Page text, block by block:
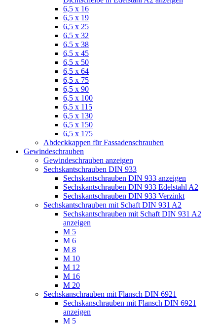
6,5 x 16
6,5 x 19
6,5 x 25
6,5 x 32
6,5 x 38
6,5 x 45
6,5 x 50
6,5 x 64
6,5 x 75
6,5 x 90
6,5 x 100
6,5 x 115
6,5 x 130
6,5 x 150
6,5 x 175
Abdeckkappen für Fassadenschrauben
Gewindeschrauben
Gewindeschrauben anzeigen
Sechskantschrauben DIN 933
Sechskantschrauben DIN 933 anzeigen
Sechskantschrauben DIN 933 Edelstahl A2
Sechskantschrauben DIN 933 Verzinkt
Sechskantschrauben mit Schaft DIN 931 A2
Sechskantschrauben mit Schaft DIN 931 A2
anzeigen
M 5
M 6
M 8
M 10
M 12
M 16
M 20
Sechskanschrauben mit Flansch DIN 6921
Sechskanschrauben mit Flansch DIN 6921
anzeigen
M 5